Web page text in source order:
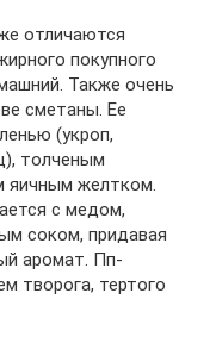
отличаются
покупного
Также очень
сметаны. Ее
(укроп,
толченым
яичным желтком.
с медом,
соком, придавая
аромат. Пп-
творога, тертого